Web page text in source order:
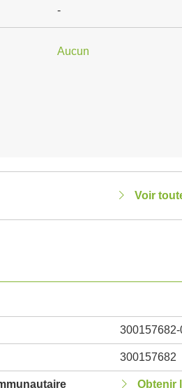
-
Aucun
Voir
300157682
Obtenir